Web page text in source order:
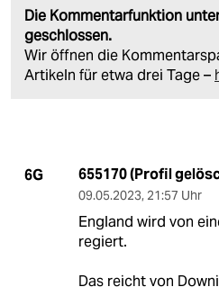
Die Kommentarfunktion
geschlossen.
Wir öffnen die
Artikeln für etwa drei Tage –
6G 655170 (Profil
09.05.2023, 21:57 Uhr
England wird von
regiert.
Das reicht von